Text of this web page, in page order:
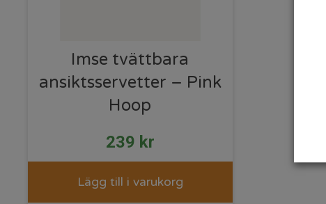
Imse tvättbara
ansiktsservetter – Pink
Hoop
239 kr
Lägg till i varukorg